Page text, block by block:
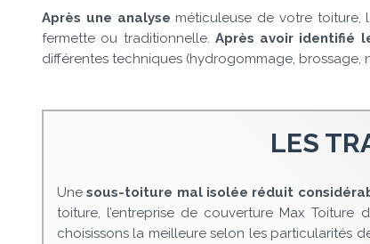
Après une analyse méticuleuse de votre toiture,
fermette ou traditionnelle. Après avoir identifié
différentes techniques (hydrogommage, brossage,
LES
Unesous-toiture mal isolée réduit
toiture, l’entreprise de couverture Max
choisissons la meilleure selon les particularités